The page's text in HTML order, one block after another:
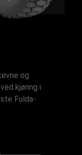
og
kjøring i
Fulda-